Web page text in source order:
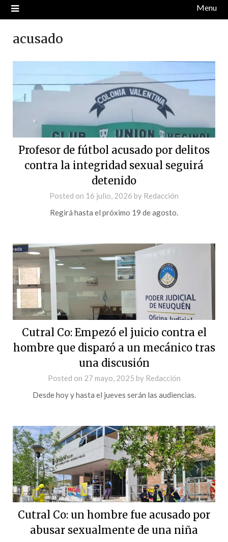
Menu
acusado
Profesor de fútbol acusado por delitos
contra la integridad sexual seguirá
detenido
Posted on 16 julio, 2026 by Redacción
Regirá hasta el próximo 19 de agosto.
Cutral Co: Empezó el juicio contra el
hombre que disparó a un mecánico tras
una discusión
Posted on 27 mayo, 2025 by Redacción
Desde hoy y hasta el jueves serán las audiencias.
Cutral Co: un hombre fue acusado por
abusar sexualmente de una niña